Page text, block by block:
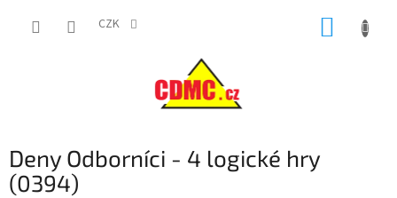
CZK
Deny Odborníci - 4 logické hry
(0394)